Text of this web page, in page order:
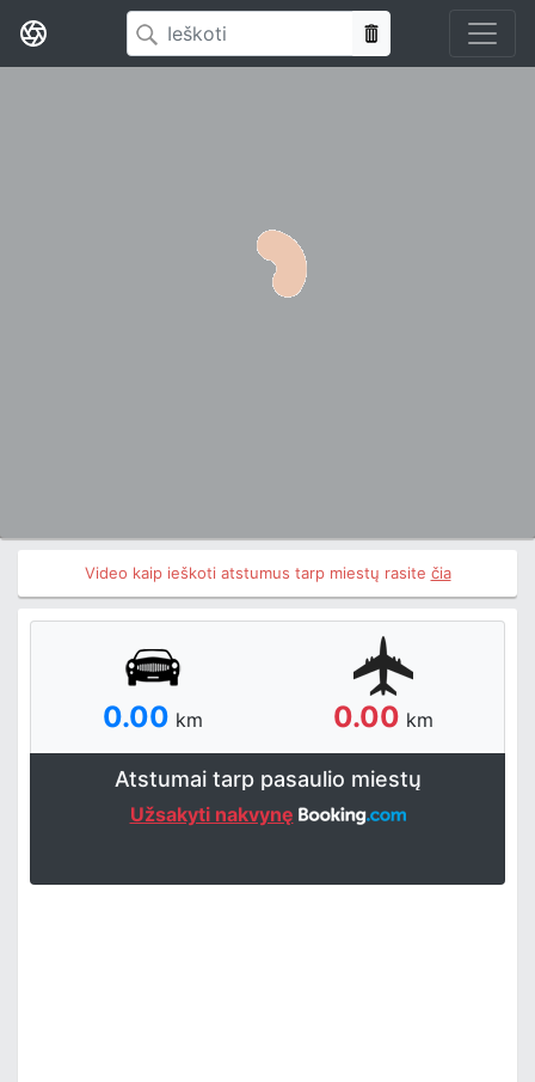
Video kaip ieškoti atstumus tarp miestų rasite čia
0.00 km 0.00 km
Atstumai tarp pasaulio miestų
Užsakyti nakvynę